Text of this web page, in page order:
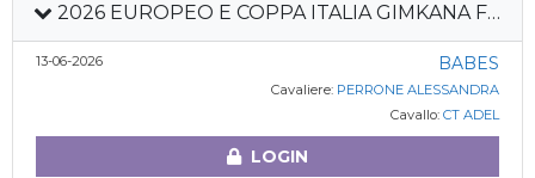
2026 EUROPEO E COPPA ITALIA GIMKANA FITETREC
13-06-2026 BABES
Cavaliere: PERRONE ALESSANDRA
Cavallo: CT ADEL
LOGIN